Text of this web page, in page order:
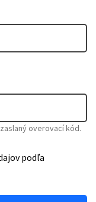
overovací kód.
podľa